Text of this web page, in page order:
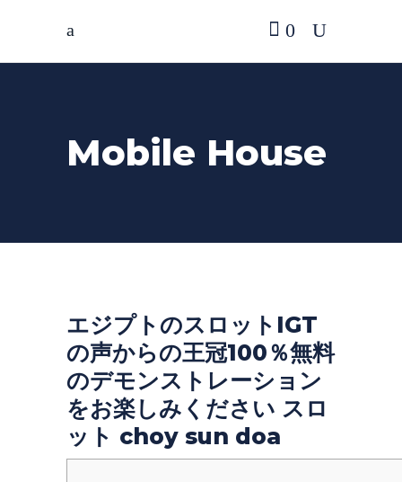
0
Mobile House
エジプトのスロットIGT
の声からの王冠100％無料
のデモンストレーション
をお楽しみください スロ
ット choy sun doa